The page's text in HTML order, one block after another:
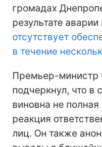
громадах
результате
отсутствует
в течение
Премьер-министр
подчеркнул, что в
виновна не
реакция
лиц. Он также